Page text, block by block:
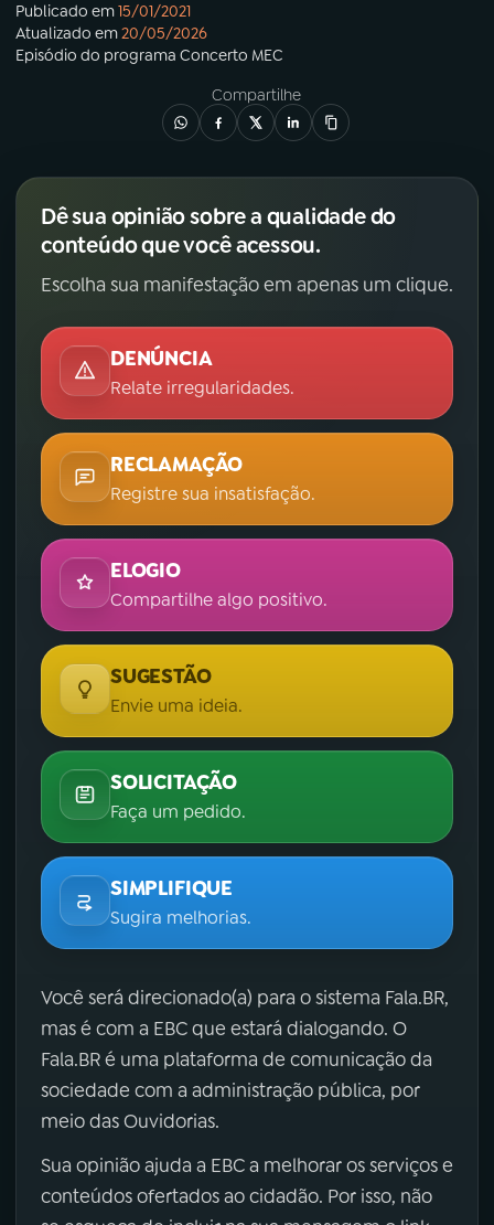
Publicado em15/01/2021
Atualizado em20/05/2026
Episódio do programa Concerto MEC
Compartilhe
Dê sua opinião sobre a qualidade do
conteúdo que você acessou.
Escolha sua manifestação em apenas um clique.
DENÚNCIA
Relate irregularidades.
RECLAMAÇÃO
Registre sua insatisfação.
ELOGIO
Compartilhe algo positivo.
SUGESTÃO
Envie uma ideia.
SOLICITAÇÃO
Faça um pedido.
SIMPLIFIQUE
Sugira melhorias.
Você será direcionado(a) para o sistema Fala.BR,
mas é com a EBC que estará dialogando. O
Fala.BR é uma plataforma de comunicação da
sociedade com a administração pública, por
meio das Ouvidorias.
Sua opinião ajuda a EBC a melhorar os serviços e
conteúdos ofertados ao cidadão. Por isso, não